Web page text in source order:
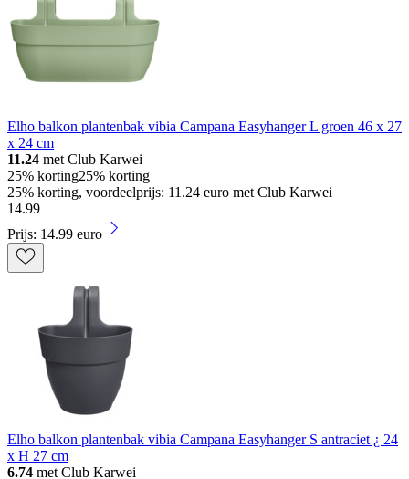
Elho balkon plantenbak vibia Campana Easyhanger L groen 46 x 27
x 24 cm
11.24 met Club Karwei
25% korting25% korting
25% korting, voordeelprijs: 11.24 euro met Club Karwei
14.99
Prijs: 14.99 euro
Elho balkon plantenbak vibia Campana Easyhanger S antraciet ¿ 24
x H 27 cm
6.74 met Club Karwei